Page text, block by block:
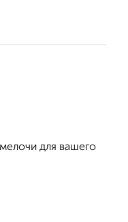
для вашего